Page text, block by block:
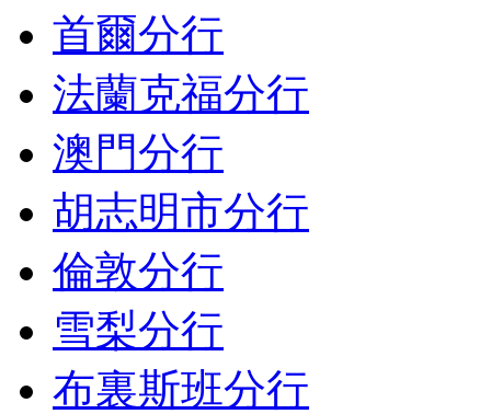
首爾分行
法蘭克福分行
澳門分行
胡志明市分行
倫敦分行
雪梨分行
布裏斯班分行